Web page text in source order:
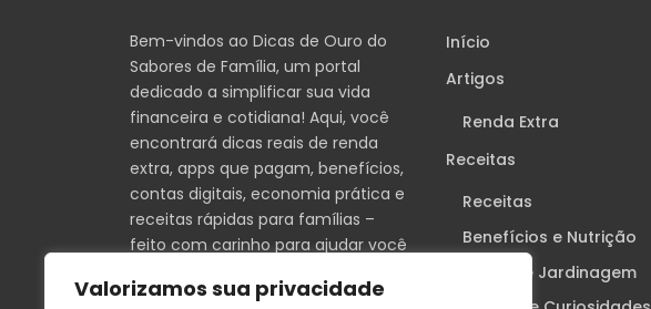
Valorizamos sua privacidade
Bem-vindos ao Dicas de Ouro do
Sabores de Família, um portal
dedicado a simplificar sua vida
financeira e cotidiana! Aqui, você
encontrará dicas reais de renda
extra, apps que pagam, benefícios,
contas digitais, economia prática e
receitas rápidas para famílias –
feito com carinho para ajudar você
Início
Artigos
Renda Extra
Receitas
Receitas
Benefícios e Nutrição
Cultivo e Jardinagem